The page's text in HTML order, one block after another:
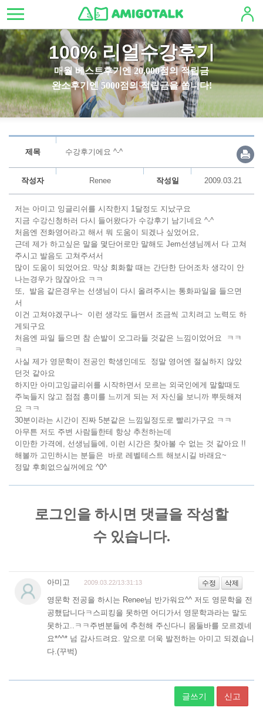
100% 리얼수강후기
매월 베스트후기엔 20,000점의 적립금
완소후기엔 5000점의 적립금을 쏩니다!
제목 수강후기에요 ^-^
작성자 Renee 작성일 2009.03.21
저는 아미고 잉글리쉬를 시작한지 1달정도 지났구요
지금 수강신청하러 다시 들어왔다가 수강후기 남기네요 ^-^
처음엔 전화영어라고 해서 뭐 도움이 되겠나 싶었어요,
근데 제가 하고싶은 말을 몇단어로만 말해도 Jem선생님께서 다 고쳐
주시고 발음도 고쳐주셔서
많이 도움이 되었어요. 막상 회화할 때는 간단한 단어조차 생각이 안
나는경우가 많잖아요 ㅋㅋ
또, 발음 같은경우는 선생님이 다시 올려주시는 통화파일을 들으면
서
이건 고쳐야겠구나~ 이런 생각도 들면서 조금씩 고치려고 노력도 하
게되구요
처음엔 파일 들으면 참 손발이 오그라들 것같은 느낌이었어요 ㅋㅋ
ㅋ
사실 제가 영문학이 전공인 학생인데도 정말 영어엔 절실하지 않았
던것 같아요
하지만 아미고잉글리쉬를 시작하면서 모르는 외국인에게 말할때도
주눅들지 않고 점점 흥미를 느끼게 되는 저 자신을 보니까 뿌듯해져
요 ㅋㅋ
30분이라는 시간이 진짜 5분같은 느낌일정도로 빨리가구요 ㅋㅋ
아무튼 저도 주변 사람들한테 항상 추천하는데
이만한 가격에, 선생님들에, 이런 시간은 찾아볼 수 없는 것 같아요 !!
해볼까 고민하시는 분들은 바로 레벨테스트 해보시길 바래요~
정말 후회없으실꺼에요 ^0^
글쓰기 신고